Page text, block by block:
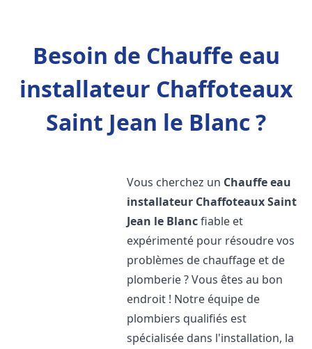
Besoin de Chauffe eau
installateur Chaffoteaux
Saint Jean le Blanc ?
Vous cherchez un Chauffe eau
installateur ChaffoteauxSaint
Jean le Blancfiable et
expérimenté pour résoudre vos
problèmes de chauffage et de
plomberie ? Vous êtes au bon
endroit ! Notre équipe de
plombiers qualifiés est
spécialisée dans l'installation, la